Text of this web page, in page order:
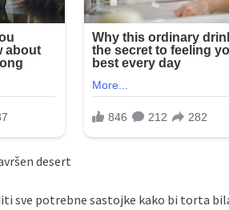
desert
sve potrebne sastojke kako bi torta